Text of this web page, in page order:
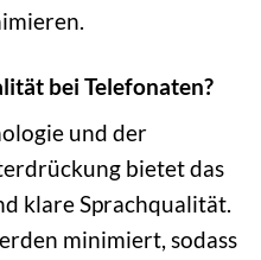
bei Telefonaten?
und der
bietet das
klare Sprachqualität.
minimiert, sodass